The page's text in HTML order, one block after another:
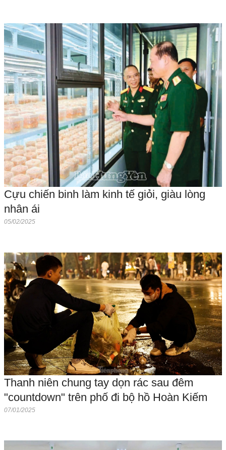
Cựu chiến binh làm kinh tế giỏi, giàu lòng
nhân ái
05/02/2025
Thanh niên chung tay dọn rác sau đêm
"countdown" trên phố đi bộ hồ Hoàn Kiếm
07/01/2025